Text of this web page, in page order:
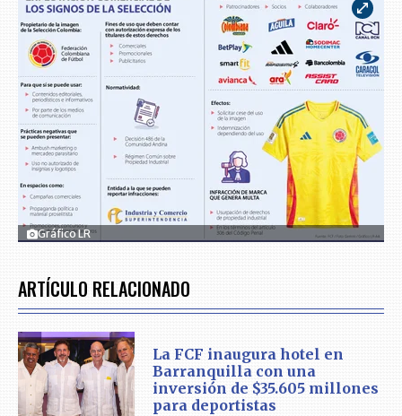
Gráfico LR
ARTÍCULO RELACIONADO
La FCF inaugura hotel en
Barranquilla con una
inversión de $35.605 millones
para deportistas